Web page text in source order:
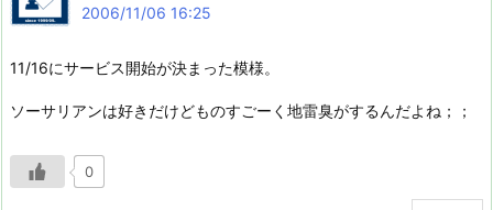
2006/11/06 16:25
11/16にサービス開始が決まった模様。
ソーサリアンは好きだけどものすごーく地雷臭がするんだよね；；
0